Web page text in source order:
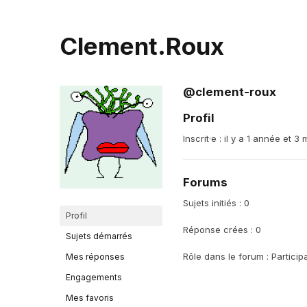
Clement.Roux
Profil
Sujets démarrés
Mes réponses
Engagements
Mes favoris
@clement-roux
Profil
Inscrit·e : il y a 1 année et 3
Forums
Sujets initiés : 0
Réponse crées : 0
Rôle dans le forum :